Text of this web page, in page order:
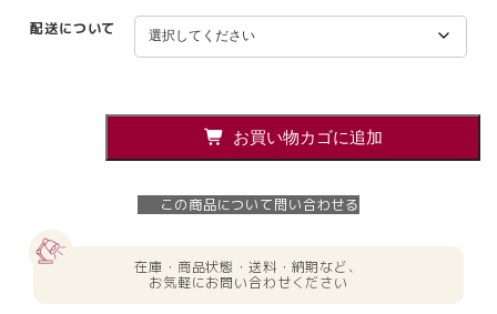
配送について
お買い物カゴに追加
この商品について問い合わせる
在庫・商品状態・送料・納期など、
お気軽にお問い合わせください